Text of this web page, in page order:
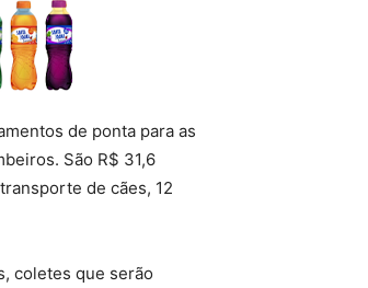
de ponta para as
São R$ 31,6
de cães, 12
coletes que serão